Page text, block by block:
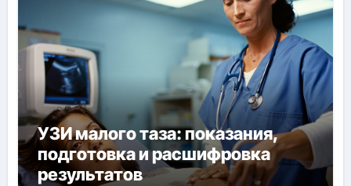
УЗИ малого таза: показания,
подготовка и расшифровка
результатов